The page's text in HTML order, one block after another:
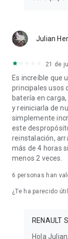
Julian
21 de
Es increíble que
principales usos
batería en
y reiniciarla de
simplemente
este
reinstalación,
más de 4 horas
menos 2 veces.
6 personas han
¿Te ha parecido
RENAULT
Hola